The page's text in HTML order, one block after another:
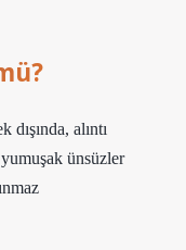
alıntı
ünsüzler